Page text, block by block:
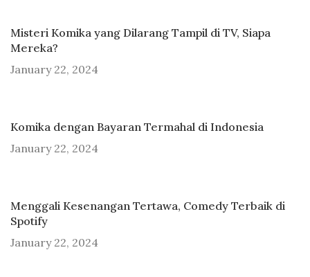
Misteri Komika yang Dilarang Tampil di TV, Siapa
Mereka?
January 22, 2024
Komika dengan Bayaran Termahal di Indonesia
January 22, 2024
Menggali Kesenangan Tertawa, Comedy Terbaik di
Spotify
January 22, 2024